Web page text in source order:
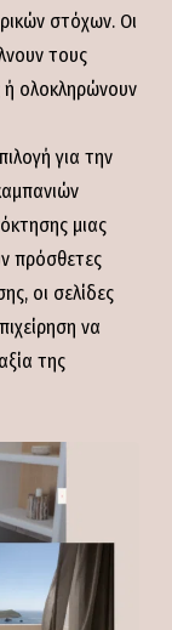
στόχων. Οι
τους
ολοκληρώνουν
για την
μιας
πρόσθετες
οι σελίδες
να
της